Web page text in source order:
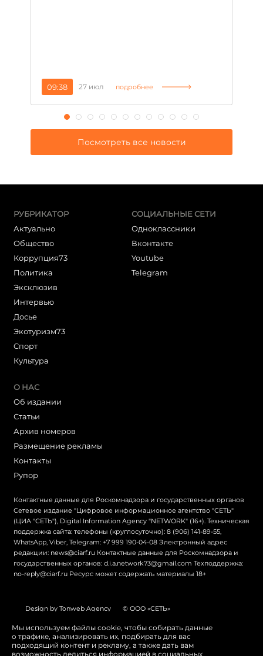
09:38 27 июл подробнее
Посмотреть все новости
РУБРИКАТОР
Актуально
Общество
Коррупция73
Политика
Эксклюзив
Интервью
Досье
Экотуризм73
Cпорт
Культура
СОЦИАЛЬНЫЕ СЕТИ
Одноклассники
Вконтакте
Youtube
Telegram
О НАС
Об издании
Статьи
Архив номеров
Размещение рекламы
Контакты
Рупор
Контактные данные для Роскомнадзора и государственных органов
Сетевое издание "Цифровое информационное агентство "СЕТЬ"
(ЦИА "СЕТЬ"), Digital Information Agency "NETWORK" (16+). Техническая
поддержка сайта: телефоны (круглосуточно): 8 (906) 141-89-55,
WhatsApp, Viber, Telegram: +7 999 190-04-08 Электронный адрес
редакции: news@ciarf.ru Контактные данные для Роскомнадзора и
государственных органов: d.i.a.network73@gmail.com Техподдержка:
no-reply@ciarf.ru Ресурс может содержать материалы 18+
Design by Tonweb Agency © ООО «СЕТЬ»
Политика конфиденциальности Карта сайта
Switch to English
Мы используем файлы cookie, чтобы собирать данные
о трафике, анализировать их, подбирать для вас
подходящий контент и рекламу, а также дать вам
возможность делиться информацией в социальных